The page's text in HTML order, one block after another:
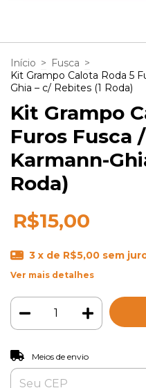
Início > Fusca >
Kit Grampo Calota Roda 5
Ghia – c/ Rebites (1 Roda)
Kit Grampo
Furos Fusca
Karmann-
Roda)
R$15,00
3 x de R$5,00 sem
Ver mais detalhes
Entregas para o CEP:
Meios de envio